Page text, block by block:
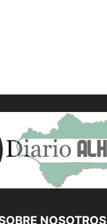
NOSOTROS